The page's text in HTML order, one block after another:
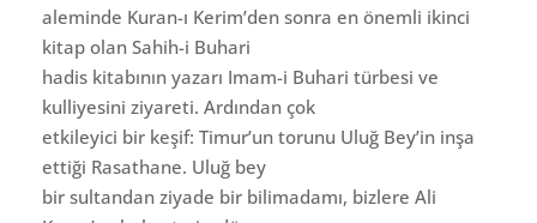
aleminde Kuran-ı Kerim’den sonra en önemli ikinci
kitap olan Sahih-i Buhari
hadis kitabının yazarı Imam-i Buhari türbesi ve
kulliyesini ziyareti. Ardından çok
etkileyici bir keşif: Timur’un torunu Uluğ Bey’in inşa
ettiği Rasathane. Uluğ bey
bir sultandan ziyade bir bilimadamı, bizlere Ali